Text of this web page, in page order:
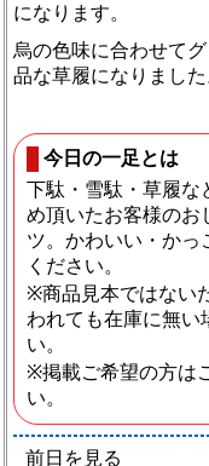
になります。
烏の色味に合わせて
品な草履になりました
今日の一足とは
下駄・雪駄・草履な
め頂いたお客様のお
ツ。かわいい・かっ
ください。
※商品見本ではない
われても在庫に無い
い。
※掲載ご希望の方は
い。
前日を見る